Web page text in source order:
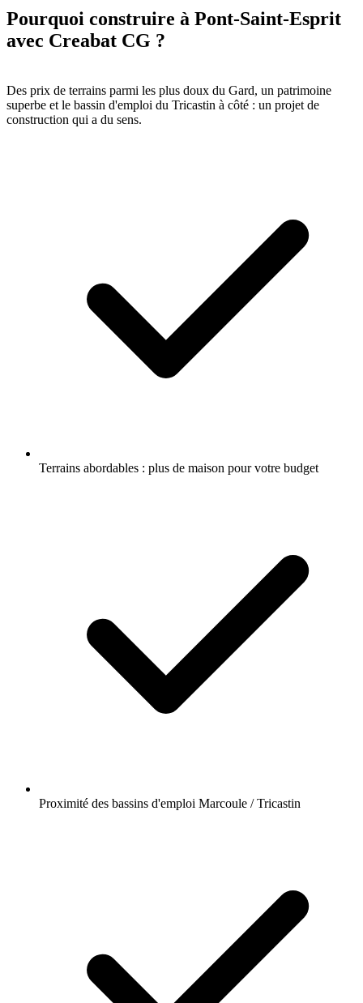
Pourquoi construire à Pont-Saint-Esprit
avec Creabat CG ?
Des prix de terrains parmi les plus doux du Gard, un patrimoine
superbe et le bassin d'emploi du Tricastin à côté : un projet de
construction qui a du sens.
Terrains abordables : plus de maison pour votre budget
Proximité des bassins d'emploi Marcoule / Tricastin